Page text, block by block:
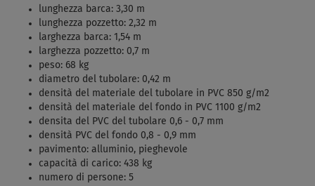
lunghezza barca: 3,30 m
lunghezza pozzetto: 2,32 m
larghezza barca: 1,54 m
larghezza pozzetto: 0,7 m
peso: 68 kg
diametro del tubolare: 0,42 m
densità del materiale del tubolare in PVC 850 g/m2
densità del materiale del fondo in PVC 1100 g/m2
densita del PVC del tubolare 0,6 - 0,7 mm
densità PVC del fondo 0,8 - 0,9 mm
pavimento: alluminio, pieghevole
capacità di carico: 438 kg
numero di persone: 5